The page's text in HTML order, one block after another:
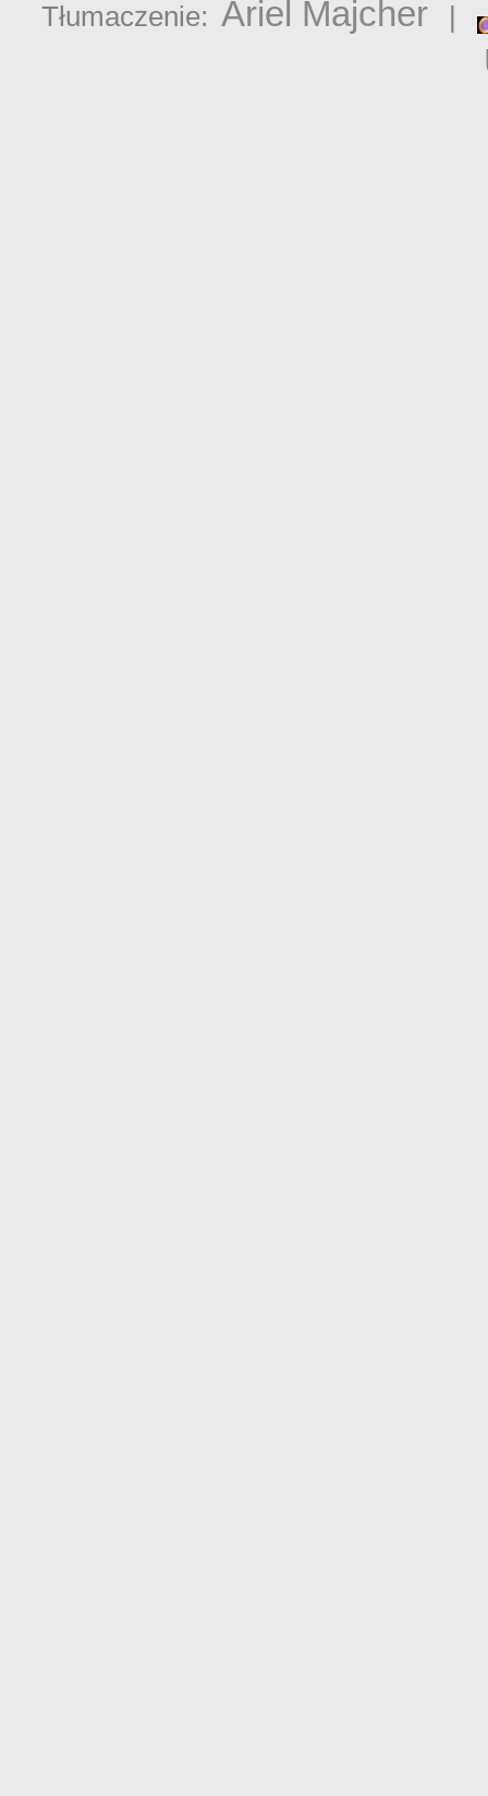
Tłumaczenie: Ariel Majcher |